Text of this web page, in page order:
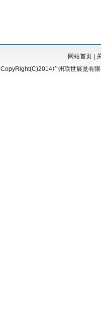
网站首页
CopyRight(C)2014广州联世展览有